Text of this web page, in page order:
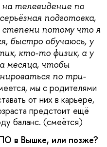
телевидение по
подготовка,
степени потому что я
быстро обучаюсь, у
кто-то физик, а у
месяца, чтобы
по три-
мы с родителями
от них в карьере,
предстоит ещё
баланс. (смеётся)
в Вышке, или позже?